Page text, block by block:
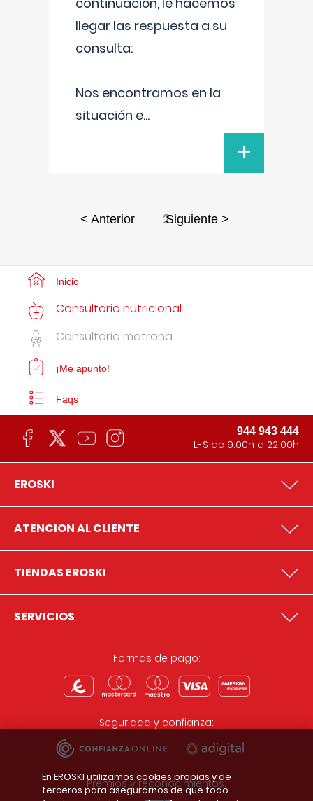
llegar las respuesta a su
consulta:
Nos encontramos en la
situación e...
+
< Anterior 2Siguiente >
Inicio
Consultorio nutricional
Consultorio matrona
¡Me apunto!
Faqs
944 943 444
L-S de 9:00h a 22:00h
EROSKI
ATENCION AL CLIENTE
TIENDAS EROSKI
SERVICIOS
Formas de pago:
Seguridad y confianza:
Premios y reconocimientos:
En EROSKI utilizamos cookies propias y de
terceros para asegurarnos de que todo